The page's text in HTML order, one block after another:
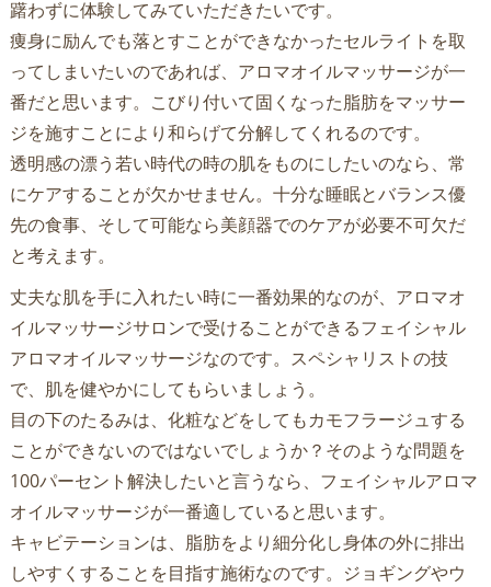
躇わずに体験してみていただきたいです。
痩身に励んでも落とすことができなかったセルライトを取
ってしまいたいのであれば、アロマオイルマッサージが一
番だと思います。こびり付いて固くなった脂肪をマッサー
ジを施すことにより和らげて分解してくれるのです。
透明感の漂う若い時代の時の肌をものにしたいのなら、常
にケアすることが欠かせません。十分な睡眠とバランス優
先の食事、そして可能なら美顔器でのケアが必要不可欠だ
と考えます。
丈夫な肌を手に入れたい時に一番効果的なのが、アロマオ
イルマッサージサロンで受けることができるフェイシャル
アロマオイルマッサージなのです。スペシャリストの技
で、肌を健やかにしてもらいましょう。
目の下のたるみは、化粧などをしてもカモフラージュする
ことができないのではないでしょうか？そのような問題を
100パーセント解決したいと言うなら、フェイシャルアロマ
オイルマッサージが一番適していると思います。
キャビテーションは、脂肪をより細分化し身体の外に排出
しやすくすることを目指す施術なのです。ジョギングやウ